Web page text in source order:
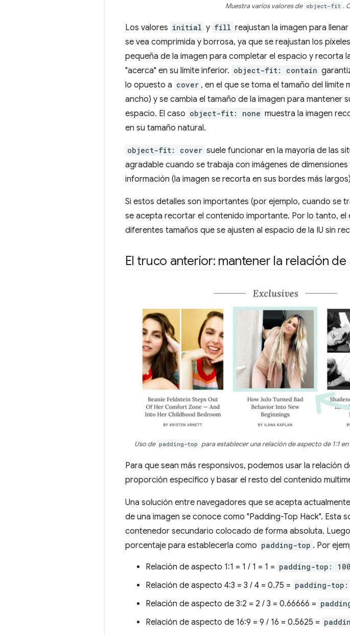
Muestra varios valores de object-fit .
Los valores initial y fill reajustan la imagen para
se vea comprimida y borrosa, ya que se reajustan los
pequeña de la imagen para completar el espacio y recorta
"acerca" en su límite inferior. object-fit: contain
lo opuesto a cover , en el que se toma el tamaño del
ancho) y se cambia el tamaño de la imagen para mantener
espacio. El caso object-fit: none muestra la imagen
en su tamaño natural.
object-fit: cover suele funcionar en la mayoría de las
agradable cuando se trabaja con imágenes de
información (la imagen se recorta en sus bordes más
Si estos detalles son importantes (por ejemplo, cuando se
se acepta recortar el contenido importante. Por lo tanto, el
diferentes tamaños que se ajusten al espacio de la IU sin
El truco anterior: mantener la relación
Uso de padding-top para establecer una relación de aspecto de 1:1
Para que sean más responsivos, podemos usar la
proporción específico y basar el resto del contenido
Una solución entre navegadores que se acepta
de una imagen se conoce como "Padding-Top Hack". Esta
contenedor secundario colocado de forma absoluta.
porcentaje para establecerla como padding-top . Por
Relación de aspecto 1:1 = 1 / 1 = 1 = padding-top:
Relación de aspecto 4:3 = 3 / 4 = 0.75 = padding-top:
Relación de aspecto de 3:2 = 2 / 3 = 0.66666 =
Relación de aspecto de 16:9 = 9 / 16 = 0.5625 =